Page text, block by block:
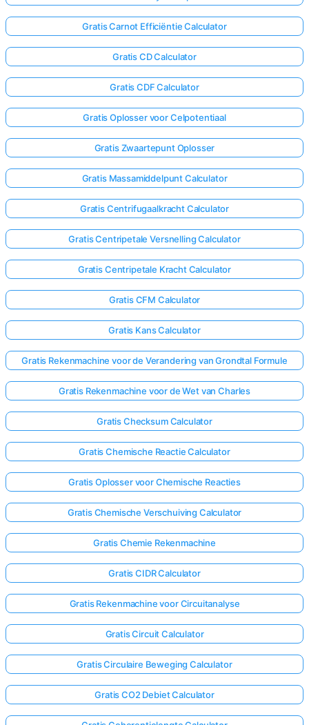
Gratis Carnot Efficiëntie Calculator
Gratis CD Calculator
Gratis CDF Calculator
Gratis Oplosser voor Celpotentiaal
Gratis Zwaartepunt Oplosser
Gratis Massamiddelpunt Calculator
Gratis Centrifugaalkracht Calculator
Gratis Centripetale Versnelling Calculator
Gratis Centripetale Kracht Calculator
Gratis CFM Calculator
Gratis Kans Calculator
Gratis Rekenmachine voor de Verandering van Grondtal Formule
Gratis Rekenmachine voor de Wet van Charles
Gratis Checksum Calculator
Gratis Chemische Reactie Calculator
Gratis Oplosser voor Chemische Reacties
Gratis Chemische Verschuiving Calculator
Gratis Chemie Rekenmachine
Gratis CIDR Calculator
Gratis Rekenmachine voor Circuitanalyse
Gratis Circuit Calculator
Gratis Circulaire Beweging Calculator
Gratis CO2 Debiet Calculator